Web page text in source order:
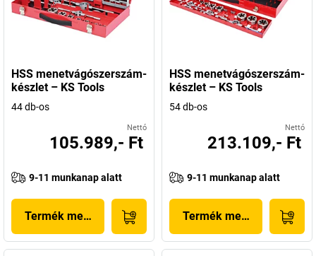
HSS menetvágószerszám-
készlet – KS Tools
44 db-os
Nettó
105.989,- Ft
9-11 munkanap alatt
Termék megjelenítése
HSS menetvágószerszám-
készlet – KS Tools
54 db-os
Nettó
213.109,- Ft
9-11 munkanap alatt
Termék megjelenítése